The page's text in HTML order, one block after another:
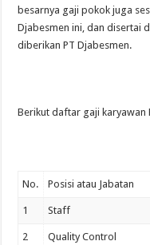
besarnya gaji pokok juga
Djabesmen ini, dan disertai
diberikan PT Djabesmen.
Berikut daftar gaji karyawan
No. Posisi atau Jabatan
1 Staff
2 Quality Control